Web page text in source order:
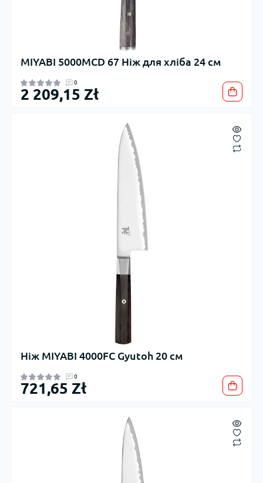
MIYABI 5000MCD 67 Ніж для хліба 24 см
0
2 209,15 Zł
Ніж MIYABI 4000FC Gyutoh 20 см
0
721,65 Zł